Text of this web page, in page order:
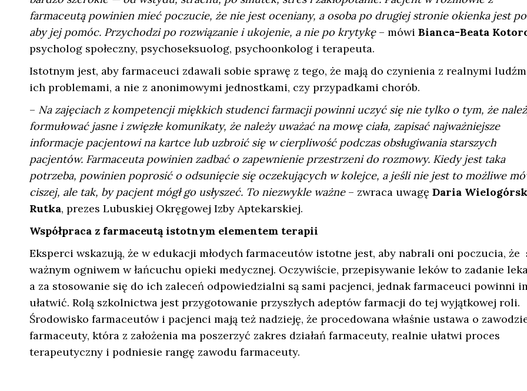
farmaceutą powinien mieć poczucie, że nie jest oceniany, a osoba po drugiej stronie okienka jest
aby jej pomóc. Przychodzi po rozwiązanie i ukojenie, a nie po krytykę – mówi Bianca-Beata
psycholog społeczny, psychoseksuolog, psychoonkolog i terapeuta.
Istotnym jest, aby farmaceuci zdawali sobie sprawę z tego, że mają do czynienia z realnymi
ich problemami, a nie z anonimowymi jednostkami, czy przypadkami chorób.
– Na zajęciach z kompetencji miękkich studenci farmacji powinni uczyć się nie tylko o tym, że
formułować jasne i zwięzłe komunikaty, że należy uważać na mowę ciała, zapisać najważniejsze
informacje pacjentowi na kartce lub uzbroić się w cierpliwość podczas obsługiwania starszych
pacjentów. Farmaceuta powinien zadbać o zapewnienie przestrzeni do rozmowy. Kiedy jest taka
potrzeba, powinien poprosić o odsunięcie się oczekujących w kolejce, a jeśli nie jest to możliwe
ciszej, ale tak, by pacjent mógł go usłyszeć. To niezwykle ważne – zwraca uwagę Daria
Rutka, prezes Lubuskiej Okręgowej Izby Aptekarskiej.
Współpraca z farmaceutą istotnym elementem terapii
Eksperci wskazują, że w edukacji młodych farmaceutów istotne jest, aby nabrali oni poczucia, że
ważnym ogniwem w łańcuchu opieki medycznej. Oczywiście, przepisywanie leków to zadanie
a za stosowanie się do ich zaleceń odpowiedzialni są sami pacjenci, jednak farmaceuci powinni
ułatwić. Rolą szkolnictwa jest przygotowanie przyszłych adeptów farmacji do tej wyjątkowej roli.
Środowisko farmaceutów i pacjenci mają też nadzieję, że procedowana właśnie ustawa o
farmaceuty, która z założenia ma poszerzyć zakres działań farmaceuty, realnie ułatwi proces
terapeutyczny i podniesie rangę zawodu farmaceuty.